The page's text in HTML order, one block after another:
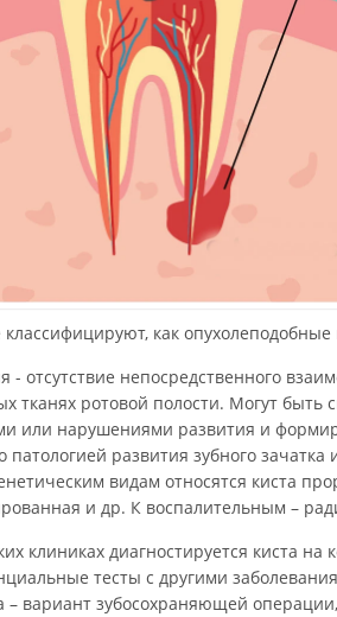
как
- отсутствие непосредственного
тканях ротовой полости. Могут быть
или нарушениями развития и
патологией развития зубного
видам относятся киста
и др. К воспалительным –
клиниках диагностируется киста на
тесты с другими
– вариант зубосохраняющей